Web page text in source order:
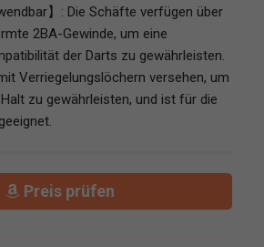
】: Die Schäfte verfügen über
2BA-Gewinde, um eine
der Darts zu gewährleisten.
Verriegelungslöchern versehen, um
zu gewährleisten, und ist für die
Preis prüfen